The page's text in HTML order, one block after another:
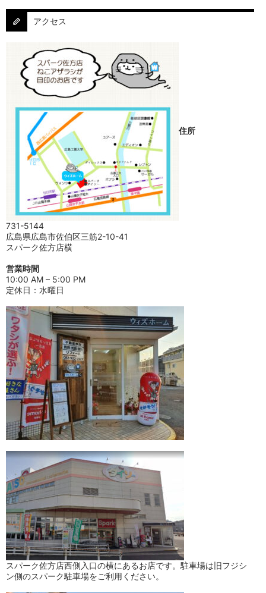
アクセス
住所
731-5144
広島県広島市佐伯区三筋2-10-41
スパーク佐方店横
営業時間
10:00 AM – 5:00 PM
定休日：水曜日
スパーク佐方店西側入口の横にあるお店です。駐車場は旧フジシ
ン側のスパーク駐車場をご利用ください。